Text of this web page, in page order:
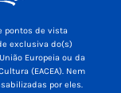
pontos de vista
exclusiva do(s)
Europeia ou da
(EACEA). Nem
por eles.